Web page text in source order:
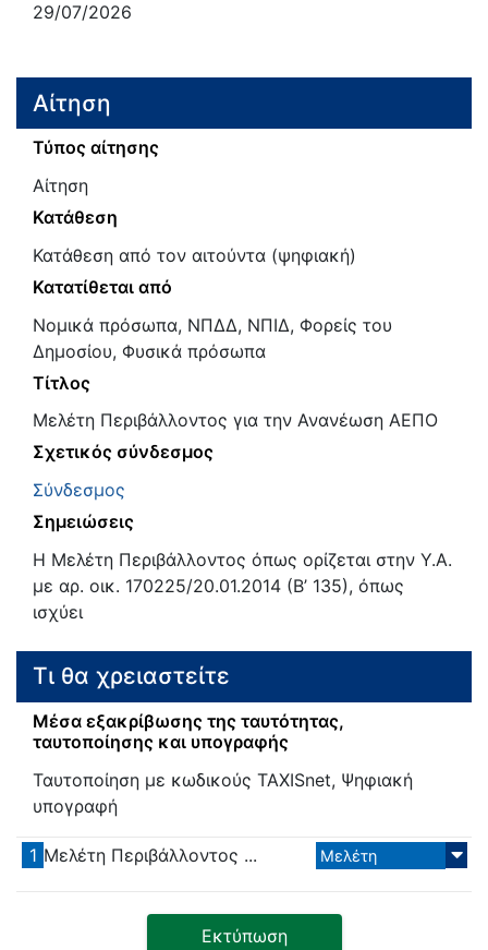
29/07/2026
Αίτηση
Τύπος αίτησης
Αίτηση
Κατάθεση
Κατάθεση από τον αιτούντα (ψηφιακή)
Κατατίθεται από
Νομικά πρόσωπα, ΝΠΔΔ, ΝΠΙΔ, Φορείς του
Δημοσίου, Φυσικά πρόσωπα
Τίτλος
Μελέτη Περιβάλλοντος για την Ανανέωση ΑΕΠΟ
Σχετικός σύνδεσμος
Σύνδεσμος
Σημειώσεις
Η Μελέτη Περιβάλλοντος όπως ορίζεται στην Υ.Α.
με αρ. οικ. 170225/20.01.2014 (Β’ 135), όπως
ισχύει
Τι θα χρειαστείτε
Μέσα εξακρίβωσης της ταυτότητας,
ταυτοποίησης και υπογραφής
Ταυτοποίηση με κωδικούς TAXISnet, Ψηφιακή
υπογραφή
1 Μελέτη Περιβάλλοντος ... Μελέτη
Εκτύπωση